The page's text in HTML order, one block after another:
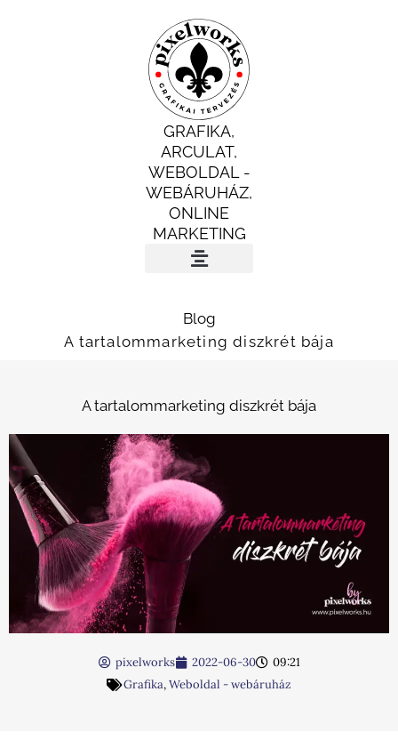
GRAFIKA,
ARCULAT,
WEBOLDAL -
WEBÁRUHÁZ,
ONLINE
MARKETING
Blog
A tartalommarketing diszkrét bája
A tartalommarketing diszkrét bája
pixelworks 2022-06-30
09:21
Grafika,Weboldal - webáruház